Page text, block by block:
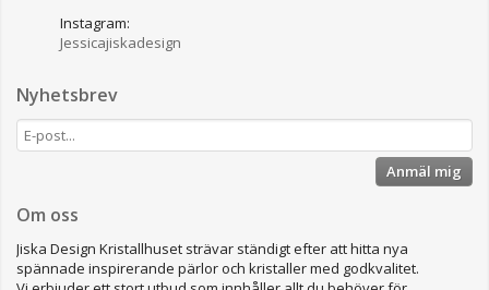
Instagram:
Jessicajiskadesign
Nyhetsbrev
Anmäl mig
Om oss
Jiska Design Kristallhuset strävar ständigt efter att hitta nya
spännade inspirerande pärlor och kristaller med godkvalitet.